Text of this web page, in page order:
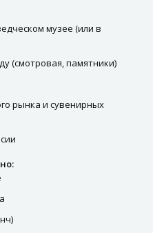
музее (или в
(смотровая, памятники)
рынка и сувенирных